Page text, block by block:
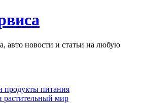
авто новости и статьи на любую
продукты питания
мир